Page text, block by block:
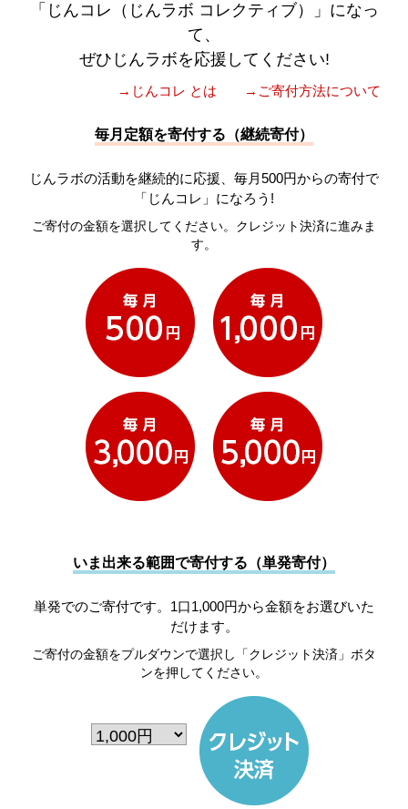
「じんコレ（じんラボ コレクティブ）」になっ
て、
ぜひじんラボを応援してください!
→じんコレ とは →ご寄付方法について
毎月定額を寄付する（継続寄付）
じんラボの活動を継続的に応援、毎月500円からの寄付で
「じんコレ」になろう!
ご寄付の金額を選択してください。クレジット決済に進みま
す。
いま出来る範囲で寄付する（単発寄付）
単発でのご寄付です。1口1,000円から金額をお選びいた
だけます。
ご寄付の金額をプルダウンで選択し「クレジット決済」ボタ
ンを押してください。